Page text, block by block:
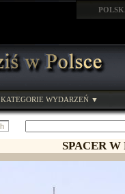
KATEGORIE WYDARZEŃ ▼
SPACER